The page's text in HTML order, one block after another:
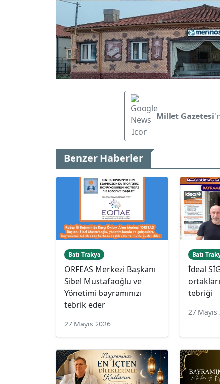
Millet Gazetesi
Benzer Haberler
Batı Trakya
ORFEAS Merkezi Başkanı
Sibel Mustafaoğlu ve
Yönetimi bayramınızı
tebrik eder
27 Mayıs 2026
Batı
İdeal
tebriği
27 Mayıs